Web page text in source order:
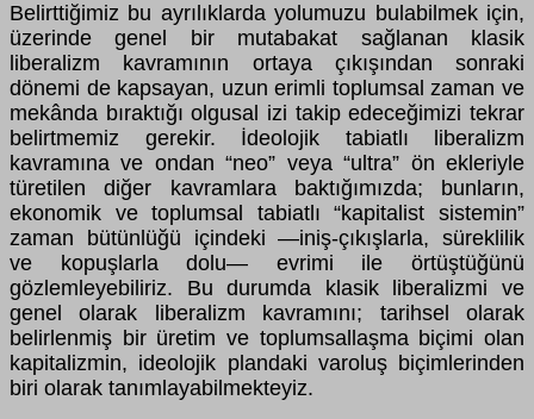
Belirttiğimiz bu ayrılıklarda yolumuzu bulabilmek için,
üzerinde genel bir mutabakat sağlanan klasik
liberalizm kavramının ortaya çıkışından sonraki
dönemi de kapsayan, uzun erimli toplumsal zaman ve
mekânda bıraktığı olgusal izi takip edeceğimizi tekrar
belirtmemiz gerekir. İdeolojik tabiatlı liberalizm
kavramına ve ondan “neo” veya “ultra” ön ekleriyle
türetilen diğer kavramlara baktığımızda; bunların,
ekonomik ve toplumsal tabiatlı “kapitalist sistemin”
zaman bütünlüğü içindeki —iniş-çıkışlarla, süreklilik
ve kopuşlarla dolu— evrimi ile örtüştüğünü
gözlemleyebiliriz. Bu durumda klasik liberalizmi ve
genel olarak liberalizm kavramını; tarihsel olarak
belirlenmiş bir üretim ve toplumsallaşma biçimi olan
kapitalizmin, ideolojik plandaki varoluş biçimlerinden
biri olarak tanımlayabilmekteyiz.